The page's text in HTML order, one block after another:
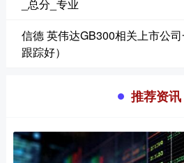
_总分_专业
信德 英伟达GB300相关上市公
跟踪好）
推荐资讯